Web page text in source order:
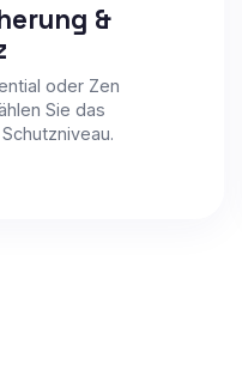
&
oder Zen
Sie das